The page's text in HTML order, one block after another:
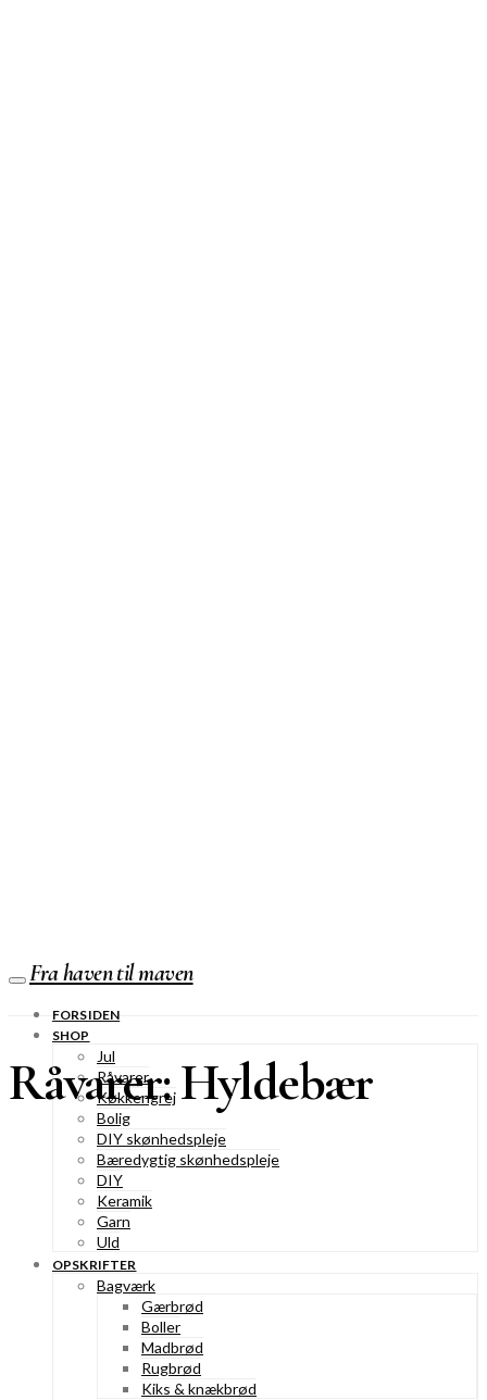
Fra haven til maven
FORSIDEN
SHOP
Jul
Råvarer
Køkkengrej
Bolig
DIY skønhedspleje
Bæredygtig skønhedspleje
DIY
Keramik
Garn
Uld
OPSKRIFTER
Bagværk
Gærbrød
Boller
Madbrød
Rugbrød
Kiks & knækbrød
Råvarer: Hyldebær